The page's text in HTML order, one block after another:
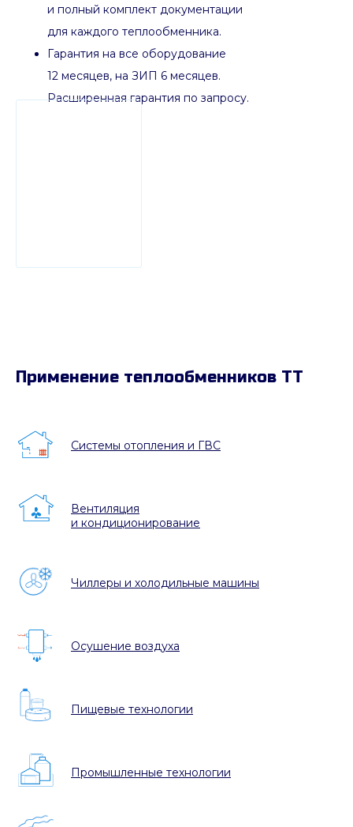
и полный комплект документации
для каждого теплообменника.
Гарантия на все оборудование
12 месяцев, на ЗИП 6 месяцев.
Расширенная гарантия по запросу.
Применение теплообменников ТТ
Системы отопления и ГВС
Вентиляция
и кондиционирование
Чиллеры и холодильные машины
Осушение воздуха
Пищевые технологии
Промышленные технологии